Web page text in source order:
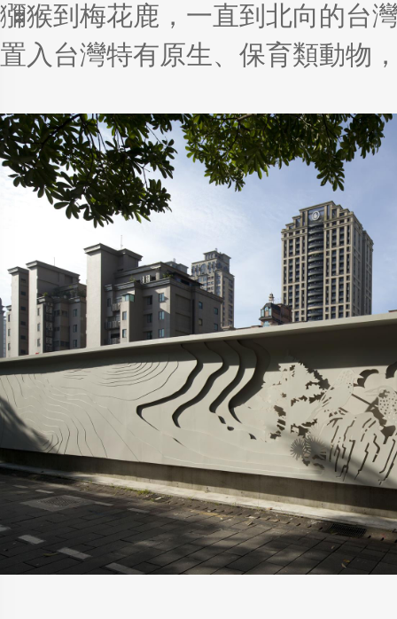
獼猴到梅花鹿，一直到北向的台
置入台灣特有原生、保育類動物